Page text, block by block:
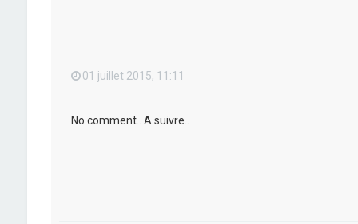
01 juillet 2015, 11:11
No comment.. A suivre..